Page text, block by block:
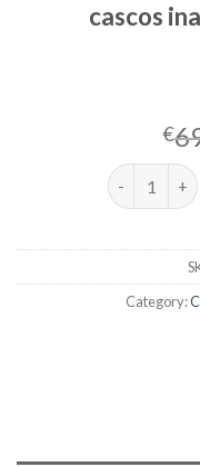
cascos
€
cascos
Category: